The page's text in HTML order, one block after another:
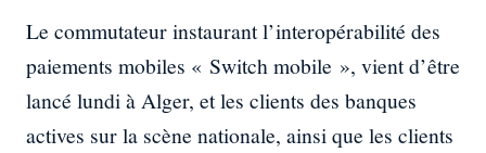
Le commutateur instaurant l’interopérabilité des
paiements mobiles « Switch mobile », vient d’être
lancé lundi à Alger, et les clients des banques
actives sur la scène nationale, ainsi que les clients